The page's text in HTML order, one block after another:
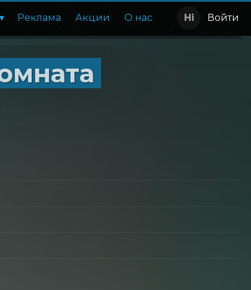
Реклама Акции О нас Войти